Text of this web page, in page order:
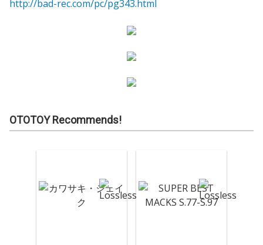
http://bad-rec.com/pc/pg343.html
OTOTOY Recommends!